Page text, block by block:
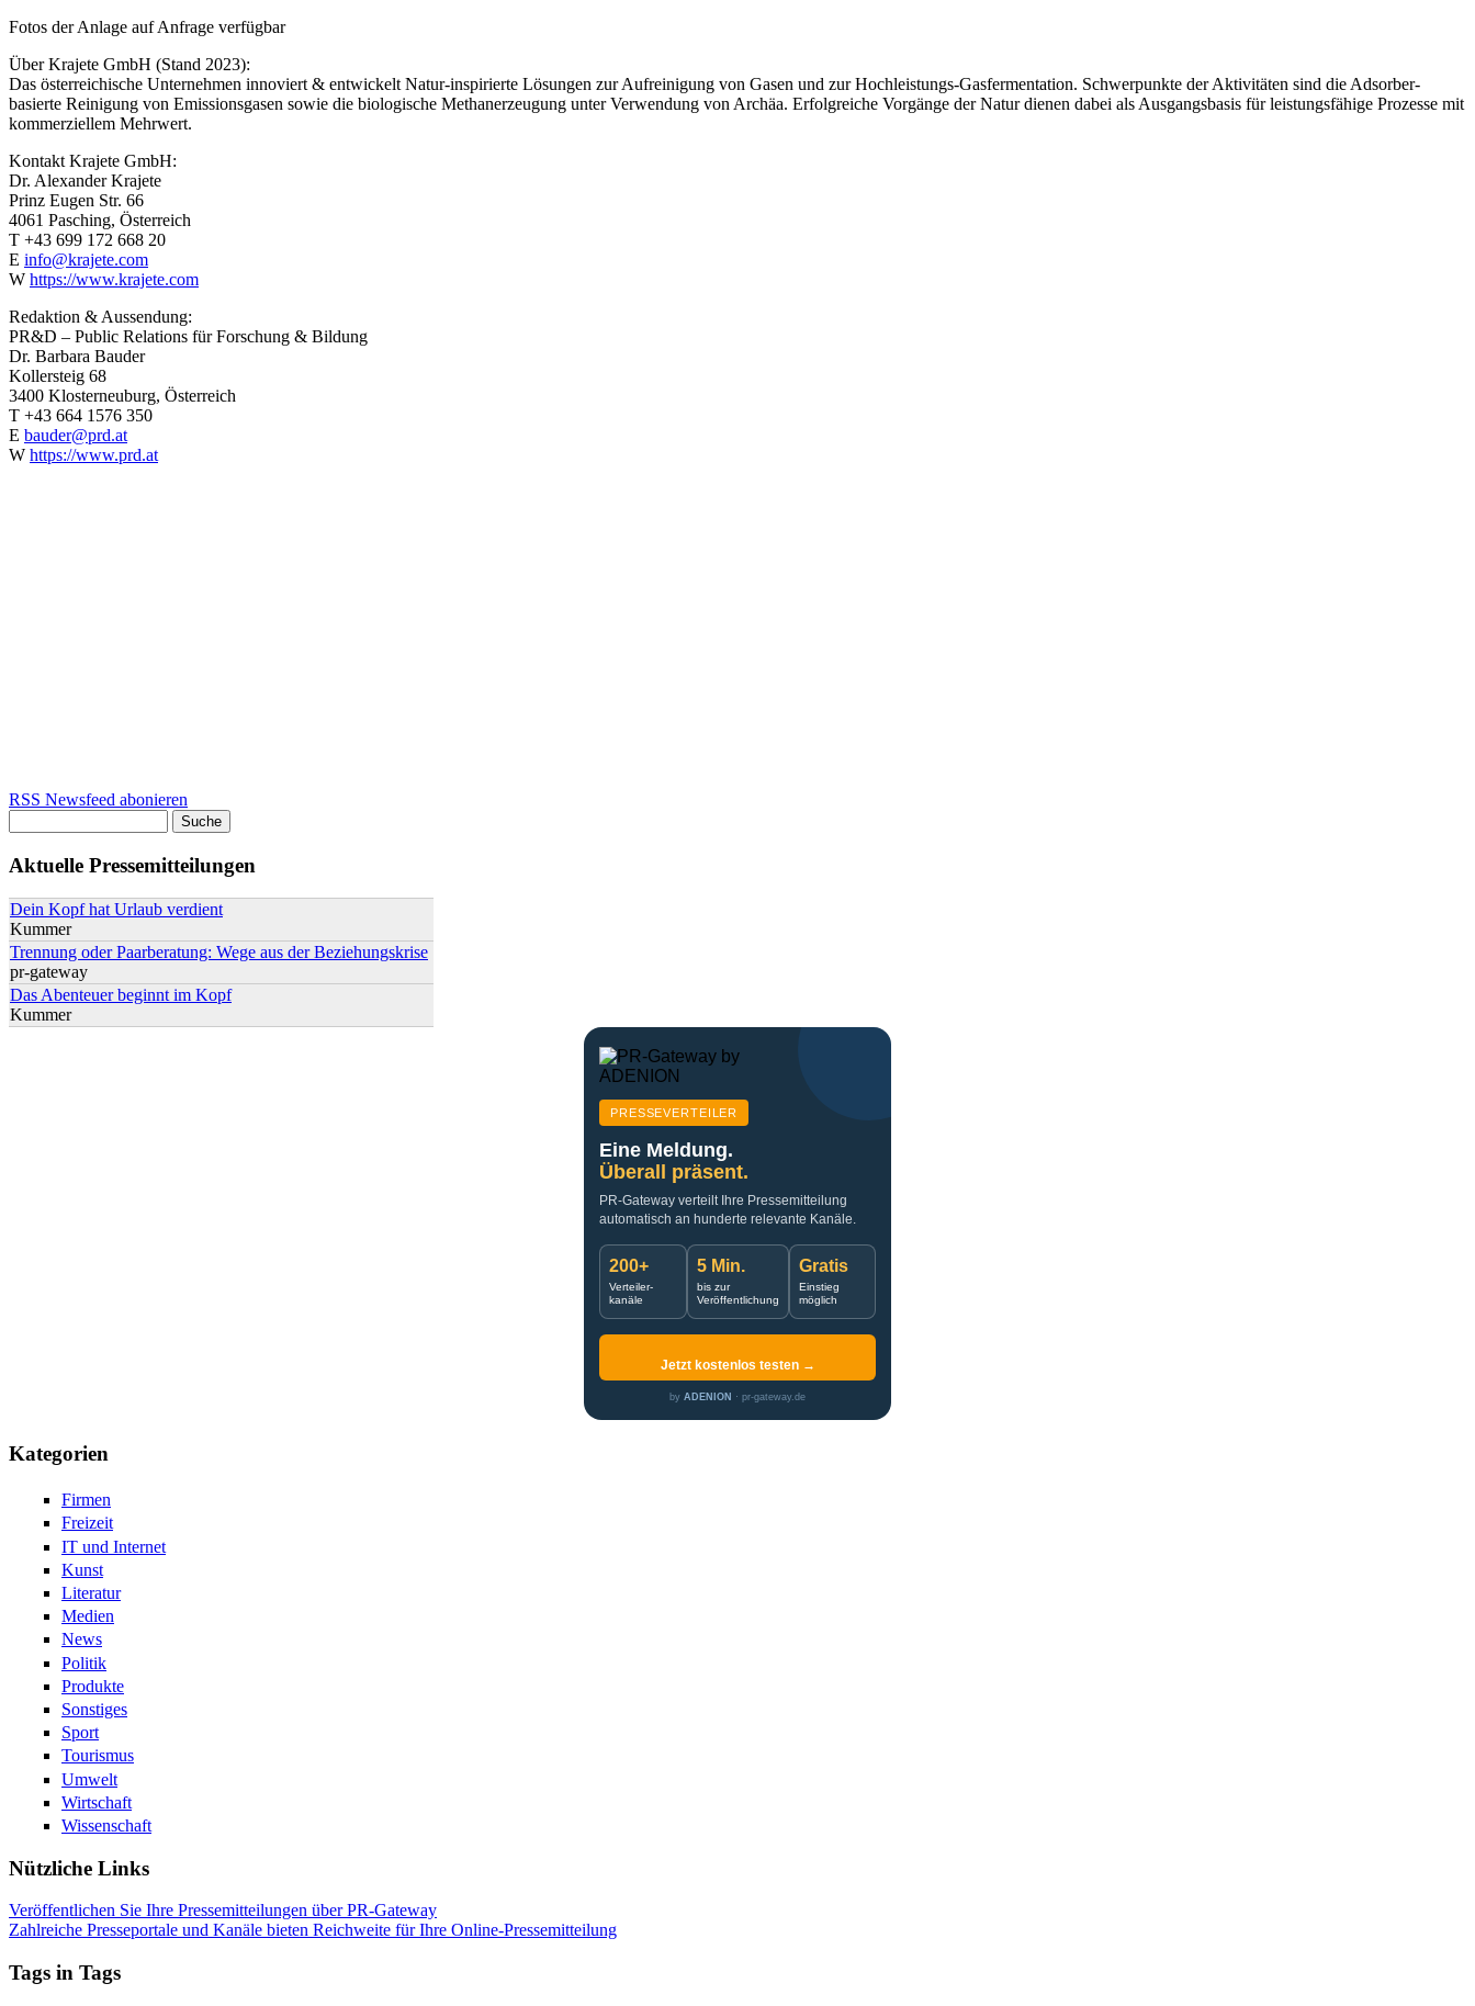
Fotos der Anlage auf Anfrage verfügbar
Über Krajete GmbH (Stand 2023):
Das österreichische Unternehmen innoviert & entwickelt Natur-inspirierte Lösungen zur Aufreinigung von Gasen und zur Hochleistungs-Gasfermentation. Schwerpunkte der Aktivitäten sind die Adsorber-
basierte Reinigung von Emissionsgasen sowie die biologische Methanerzeugung unter Verwendung von Archäa. Erfolgreiche Vorgänge der Natur dienen dabei als Ausgangsbasis für leistungsfähige Prozesse mit
kommerziellem Mehrwert.
Kontakt Krajete GmbH:
Dr. Alexander Krajete
Prinz Eugen Str. 66
4061 Pasching, Österreich
T +43 699 172 668 20
E info@krajete.com
W https://www.krajete.com
Redaktion & Aussendung:
PR&D – Public Relations für Forschung & Bildung
Dr. Barbara Bauder
Kollersteig 68
3400 Klosterneuburg, Österreich
T +43 664 1576 350
E bauder@prd.at
W https://www.prd.at
RSS Newsfeed abonieren
Aktuelle Pressemitteilungen
Dein Kopf hat Urlaub verdient
Kummer
Trennung oder Paarberatung: Wege aus der Beziehungskrise
pr-gateway
Das Abenteuer beginnt im Kopf
Kummer
PRESSEVERTEILER
Eine Meldung.
Überall präsent.
PR-Gateway verteilt Ihre Pressemitteilung
automatisch an hunderte relevante Kanäle.
200+
Verteiler-
kanäle
5 Min.
bis zur
Veröffentlichung
Gratis
Einstieg
möglich
Jetzt kostenlos testen →
by ADENION · pr-gateway.de
Kategorien
Firmen
Freizeit
IT und Internet
Kunst
Literatur
Medien
News
Politik
Produkte
Sonstiges
Sport
Tourismus
Umwelt
Wirtschaft
Wissenschaft
Nützliche Links
Veröffentlichen Sie Ihre Pressemitteilungen über PR-Gateway
Zahlreiche Presseportale und Kanäle bieten Reichweite für Ihre Online-Pressemitteilung
Tags in Tags